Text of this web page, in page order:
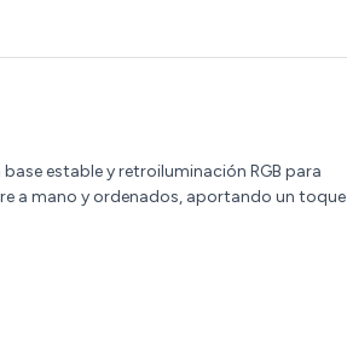
estable y retroiluminación RGB para
a mano y ordenados, aportando un toque